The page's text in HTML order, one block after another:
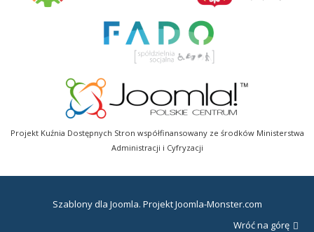
Projekt Kuźnia Dostępnych Stron współfinansowany ze środków Ministerstwa
Administracji i Cyfryzacji
Szablony dla Joomla. Projekt Joomla-Monster.com
Wróć na górę